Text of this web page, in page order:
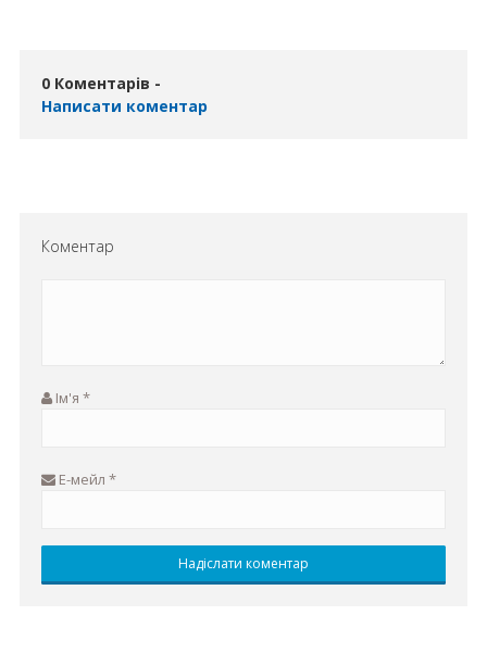
0 Коментарів -
Написати коментар
Коментар
Ім'я *
Е-мейл *